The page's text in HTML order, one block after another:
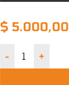
$ 5.000,00